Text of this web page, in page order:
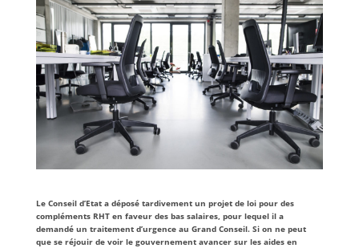
Le Conseil d’Etat a déposé tardivement un projet de loi pour des
compléments RHT en faveur des bas salaires, pour lequel il a
demandé un traitement d’urgence au Grand Conseil. Si on ne peut
que se réjouir de voir le gouvernement avancer sur les aides en